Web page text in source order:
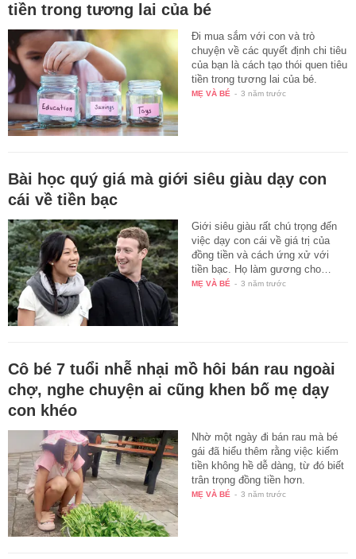
tiền trong tương lai của bé
Đi mua sắm với con và trò
chuyện về các quyết định chi tiêu
của bạn là cách tạo thói quen tiêu
tiền trong tương lai của bé.
MẸ VÀ BÉ - 3 năm trước
Bài học quý giá mà giới siêu giàu dạy con
cái về tiền bạc
Giới siêu giàu rất chú trọng đến
việc dạy con cái về giá trị của
đồng tiền và cách ứng xử với
tiền bạc. Họ làm gương cho…
MẸ VÀ BÉ - 3 năm trước
Cô bé 7 tuổi nhễ nhại mồ hôi bán rau ngoài
chợ, nghe chuyện ai cũng khen bố mẹ dạy
con khéo
Nhờ một ngày đi bán rau mà bé
gái đã hiểu thêm rằng việc kiếm
tiền không hề dễ dàng, từ đó biết
trân trọng đồng tiền hơn.
MẸ VÀ BÉ - 3 năm trước